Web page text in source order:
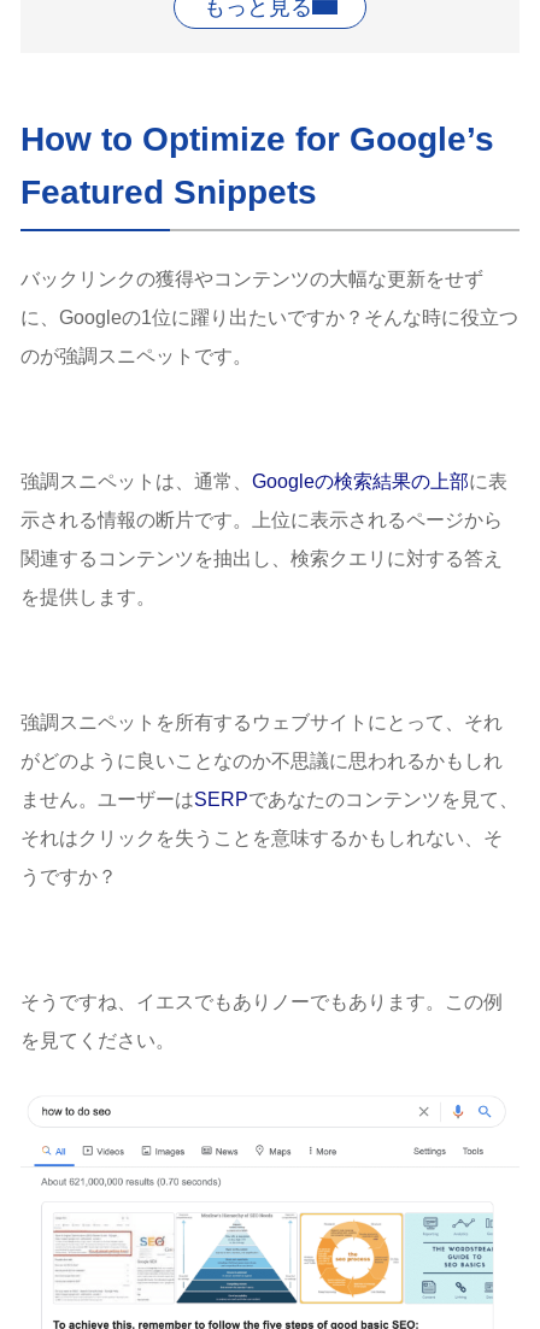
ナレッジカード
クリック数の減少
ブランディングの機会としての強調スニペット
SERP重複排除後の強調スニペット
強調スニペットを拒否することができる（ただし、拒
ヒント
すでに持っているスニペットを見つけて最適化する方法
より多くの強調スニペットで上位表示する方法
強調スニペットを記録する方法
How to Optimize for Google’s
Featured Snippets
バックリンクの獲得やコンテンツの大幅な更新をせず
に、Googleの1位に躍り出たいですか？そんな時に役立つ
のが強調スニペットです。
強調スニペットは、通常、 Googleの検索結果の上部に表
示される情報の断片です。上位に表示されるページから
関連するコンテンツを抽出し、検索クエリに対する答え
を提供します。
強調スニペットを所有するウェブサイトにとって、それ
がどのように良いことなのか不思議に思われるかもしれ
ません。ユーザーはSERPであなたのコンテンツを見て、
それはクリックを失うことを意味するかもしれない、そ
うですか？
そうですね、イエスでもありノーでもあります。この例
を見てください。